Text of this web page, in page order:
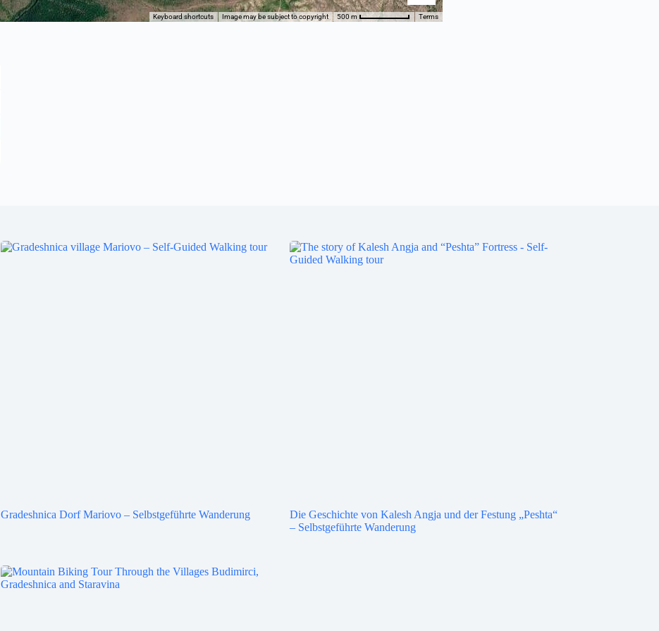
Keyboard shortcuts Image may be subject to copyright 500 m Terms
Gradeshnica Dorf Mariovo – Selbstgeführte Wanderung
Die Geschichte von Kalesh Angja und der Festung „Peshta“
– Selbstgeführte Wanderung